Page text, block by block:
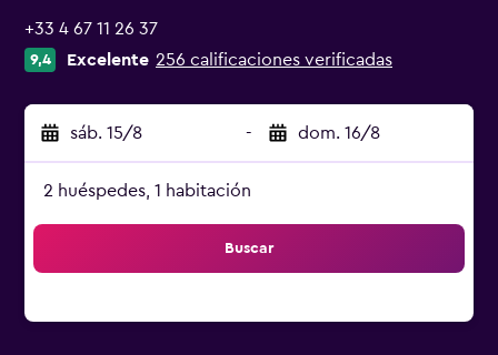
+33 4 67 11 26 37
9,4 Excelente 256 calificaciones verificadas
sáb. 15/8 - dom. 16/8
2 huéspedes, 1 habitación
Buscar